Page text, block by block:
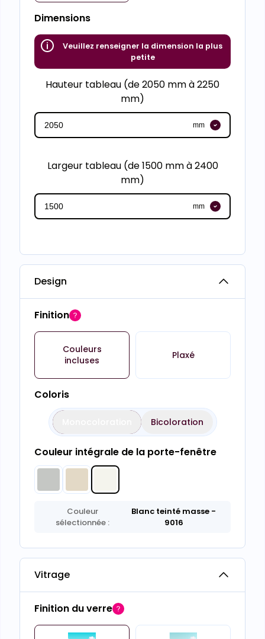
Dimensions
Veuillez renseigner la dimension la plus
petite
Hauteur tableau (de 2050 mm à 2250
mm)
mm
Largeur tableau (de 1500 mm à 2400
mm)
mm
Design
Finition
Couleurs
incluses
Plaxé
Coloris
Bicoloration
Couleur intégrale de la porte-fenêtre
Couleur
sélectionnée :
Blanc teinté masse -
9016
Vitrage
Finition du verre